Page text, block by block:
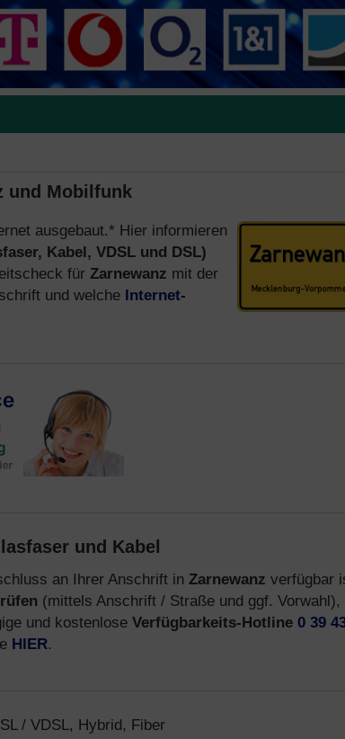
und Mobilfunk
ausgebaut.* Hier informieren
Kabel, VDSL und DSL)
für Zarnewanz mit der
und welche Internet-
und Kabel
an Ihrer Anschrift in Zarnewanz verfügbar
(mittels Anschrift / Straße und ggf. Vorwahl),
und kostenlose Verfügbarkeits-Hotline 0 39
HIER.
/ VDSL, Hybrid, Fiber